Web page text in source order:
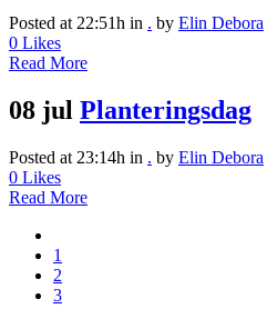
Posted at 22:51h in . by Elin Debora
0 Likes
Read More
08 jul Planteringsdag
Posted at 23:14h in . by Elin Debora
0 Likes
Read More
1
2
3